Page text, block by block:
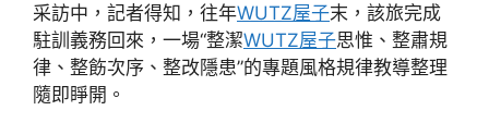
采訪中，記者得知，往年WUTZ屋子末，該旅完成
駐訓義務回來，一場“整潔WUTZ屋子思惟、整肅規
律、整飭次序、整改隱患”的專題風格規律教導整理
隨即睜開。